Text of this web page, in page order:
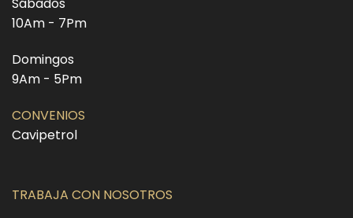
Sábados
10Am - 7Pm
Domingos
9Am - 5Pm
CONVENIOS
Cavipetrol
TRABAJA CON NOSOTROS